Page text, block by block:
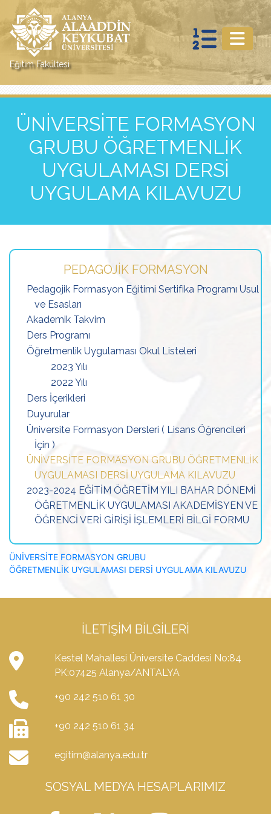
Eğitim Fakültesi
ÜNİVERSİTE FORMASYON
GRUBU ÖĞRETMENLİK
UYGULAMASI DERSİ
UYGULAMA KILAVUZU
PEDAGOJIK FORMASYON
Pedagojik Formasyon Eğitimi Sertifika Programı Usul
ve Esasları
Akademik Takvim
Ders Programı
Öğretmenlik Uygulaması Okul Listeleri
2023 Yılı
2022 Yılı
Ders İçerikleri
Duyurular
Üniversite Formasyon Dersleri ( Lisans Öğrencileri
İçin )
ÜNİVERSİTE FORMASYON GRUBU ÖĞRETMENLİK
UYGULAMASI DERSİ UYGULAMA KILAVUZU
2023-2024 EĞİTİM ÖĞRETİM YILI BAHAR DÖNEMİ
ÖĞRETMENLİK UYGULAMASI AKADEMİSYEN VE
ÖĞRENCİ VERİ GİRİŞİ İŞLEMLERİ BİLGİ FORMU
ÜNİVERSİTE FORMASYON GRUBU
ÖĞRETMENLİK UYGULAMASI DERSİ UYGULAMA KILAVUZU
İLETIŞIM BILGILERI
Kestel Mahallesi Üniversite Caddesi No:84
PK:07425 Alanya/ANTALYA
+90 242 510 61 30
+90 242 510 61 34
egitim@alanya.edu.tr
SOSYAL MEDYA HESAPLARIMIZ